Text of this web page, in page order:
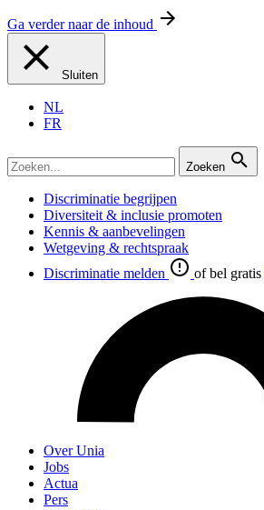
Ga verder naar de inhoud
Sluiten
NL
FR
Zoeken
Discriminatie begrijpen
Diversiteit & inclusie promoten
Kennis & aanbevelingen
Wetgeving & rechtspraak
Discriminatie melden
of bel gratis
Over Unia
Jobs
Actua
Pers